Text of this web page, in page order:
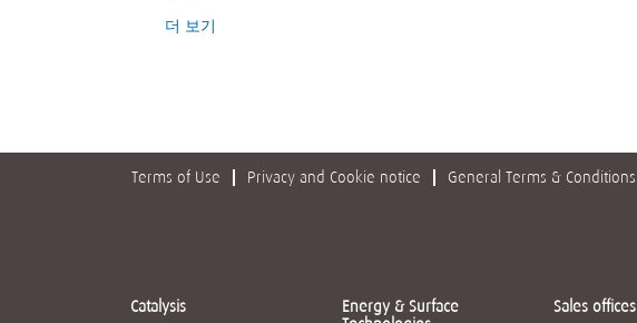
더 보기
Terms of Use Privacy and Cookie notice General Terms & Conditions
Catalysis
Energy & Surface
Sales offices